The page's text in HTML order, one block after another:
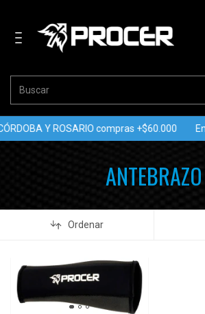
Y ROSARIO compras +$60.000
ANTEBRAZO
Ordenar